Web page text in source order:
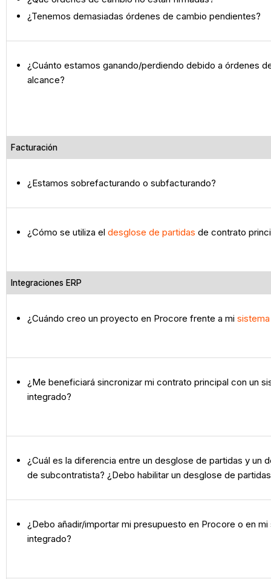
¿Tenemos demasiadas órdenes de cambio pendientes?
¿Cuánto estamos ganando/perdiendo debido a órdenes
alcance?
Facturación
¿Estamos sobrefacturando o subfacturando?
¿Cómo se utiliza eldesglose de partidas de contrato
Integraciones ERP
¿Cuándo creo un proyecto en Procore frente a mi
¿Me beneficiará sincronizar mi contrato principal con un
integrado?
¿Cuál es la diferencia entre un desglose de partidas y un
de subcontratista? ¿Debo habilitar un desglose de
¿Debo añadir/importar mi presupuesto en Procore o en mi
integrado?